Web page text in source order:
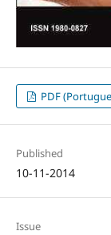
PDF
Published
10-11-2014
Issue